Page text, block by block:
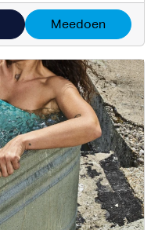
Meedoen